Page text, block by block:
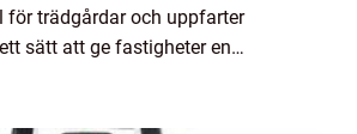
för trädgårdar och uppfarter
sätt att ge fastigheter en